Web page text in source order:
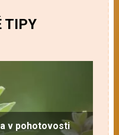
TIPY
v pohotovosti